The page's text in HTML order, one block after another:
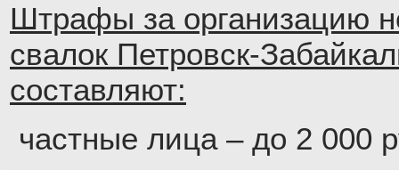
Штрафы за организацию
свалок Петровск-
составляют:
частные лица – до 2 000